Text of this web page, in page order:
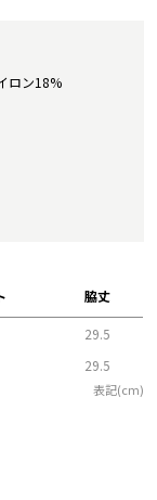
ロン18%
脇丈
29.5
29.5
表記(cm)